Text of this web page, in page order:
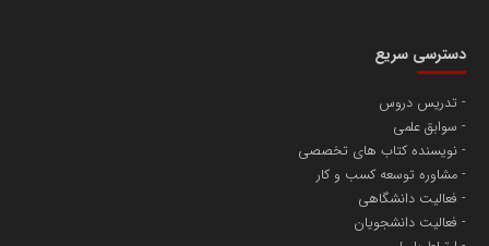
دسترسی سریع
تدریس دروس
سوابق علمی
نویسنده کتاب های تخصصی
مشاوره توسعه کسب و کار
فعالیت دانشگاهی
فعالیت دانشجویان